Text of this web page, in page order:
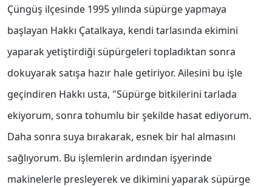
Çüngüş ilçesinde 1995 yılında süpürge yapmaya
başlayan Hakkı Çatalkaya, kendi tarlasında ekimini
yaparak yetiştirdiği süpürgeleri topladıktan sonra
dokuyarak satışa hazır hale getiriyor. Ailesini bu işle
geçindiren Hakkı usta, "Süpürge bitkilerini tarlada
ekiyorum, sonra tohumlu bir şekilde hasat ediyorum.
Daha sonra suya bırakarak, esnek bir hal almasını
sağlıyorum. Bu işlemlerin ardından işyerinde
makinelerle presleyerek ve dikimini yaparak süpürge